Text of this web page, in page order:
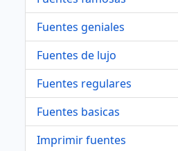
Fuentes geniales
Fuentes de lujo
Fuentes regulares
Fuentes basicas
Imprimir fuentes